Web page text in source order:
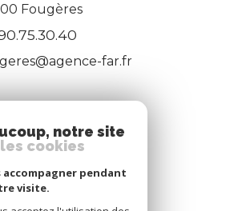
Fougères
far.fr
ADHÉRENTS
adhérons
notre site
cookies
accompagner pendant
visite.